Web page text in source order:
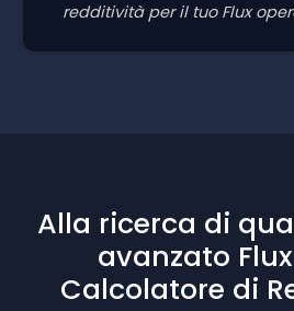
redditività per il tuo Flux
Alla ricerca di
avanzato
Calcolatore di